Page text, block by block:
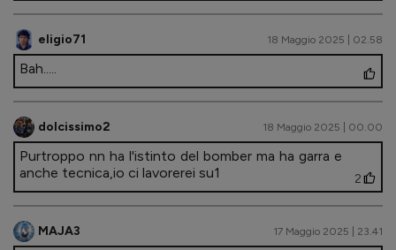
eligio71 18 Maggio 2025 | 02.58
Bah.....
dolcissimo2 18 Maggio 2025 | 00.00
Purtroppo nn ha l'istinto del bomber ma ha garra e
anche tecnica,io ci lavorerei su1
2
MAJA3 17 Maggio 2025 | 23.41